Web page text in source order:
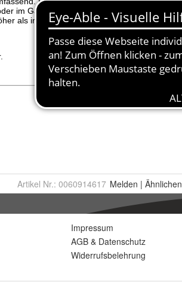
Artikel Nr.: 0060914617 Melden | Ähnlichen
Impressum
AGB & Datenschutz
Widerrufsbelehrung